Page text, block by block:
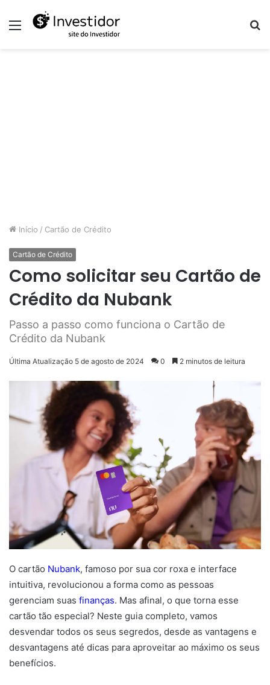
Menu
Início / Cartão de Crédito
Cartão de Crédito
Como solicitar seu Cartão de
Crédito da Nubank
Passo a passo como funciona o Cartão de
Crédito da Nubank
Última Atualização 5 de agosto de 2024 0 2 minutos de leitura
O cartão Nubank, famoso por sua cor roxa e interface
intuitiva, revolucionou a forma como as pessoas
gerenciam suas finanças. Mas afinal, o que torna esse
cartão tão especial? Neste guia completo, vamos
desvendar todos os seus segredos, desde as vantagens e
desvantagens até dicas para aproveitar ao máximo os seus
benefícios.